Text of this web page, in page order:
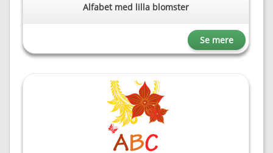
Alfabet med lilla blomster
Se mere